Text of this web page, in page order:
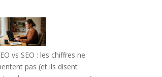
vs SEO : les chiffres ne
pas (et ils disent